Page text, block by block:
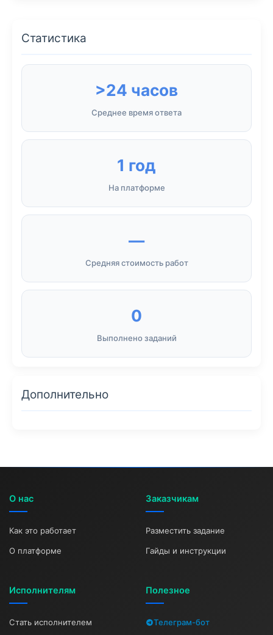
Статистика
>24 часов
Среднее время ответа
1 год
На платформе
—
Средняя стоимость работ
0
Выполнено заданий
Дополнительно
О нас
Как это работает
О платформе
Заказчикам
Разместить задание
Гайды и инструкции
Исполнителям
Стать исполнителем
Полезное
Телеграм-бот